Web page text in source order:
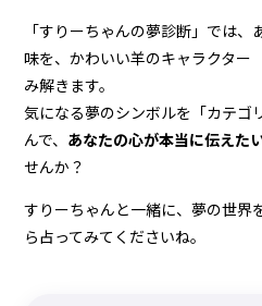
「すりーちゃんの夢診断」では
味を、かわいい羊のキャラクター
み解きます。
気になる夢のシンボルを「カテゴ
んで、 あなたの心が本当に伝えた
せんか？
すりーちゃんと一緒に、夢の世界
ら占ってみてくださいね。